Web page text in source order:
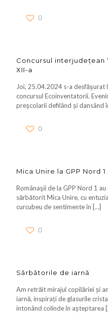
0
Concursul interjudețean
XII-a
Joi, 25.04.2024 s-a desfășurat
concursul Ecoinventatorii.
preșcolarii defilând și dansând
0
Mica Unire la GPP Nord 1
Românaşii de la GPP Nord 1
sărbătorit Mica Unire, cu
curcubeu de sentimente în […]
0
Sărbătorile de iarnă
Am retrăit mirajul copilăriei și
iarnă, inspirați de glasurile
intonând colinde în așteptarea